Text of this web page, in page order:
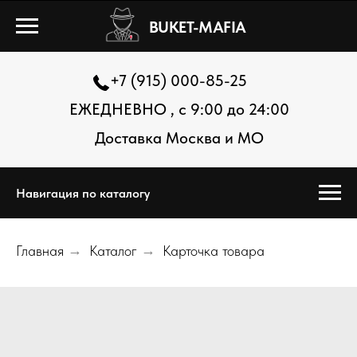
BUKET-MAFIA
+7 (915) 000-85-25
ЕЖЕДНЕВНО , с 9:00 до 24:00
Доставка Москва и МО
Навигация по каталогу
Главная → Каталог → Карточка товара